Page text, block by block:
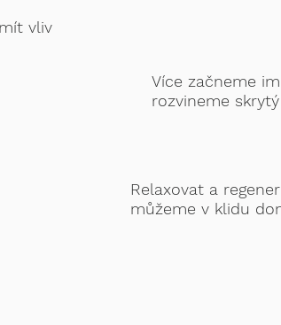
vliv
Více začneme
rozvineme
Relaxovat a
můžeme v klidu